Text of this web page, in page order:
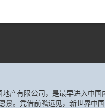
产有限公司，是最早进入中
景。凭借前瞻远见，新世界中